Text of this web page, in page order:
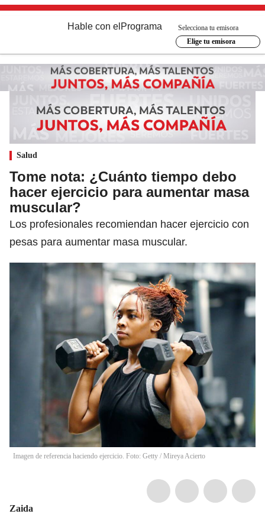
Hable con el Programa
Selecciona tu emisora
Elige tu emisora
Salud
Tome nota: ¿Cuánto tiempo debo
hacer ejercicio para aumentar masa
muscular?
Los profesionales recomiendan hacer ejercicio con
pesas para aumentar masa muscular.
Imagen de referencia haciendo ejercicio. Foto: Getty / Mireya Acierto
Zaida